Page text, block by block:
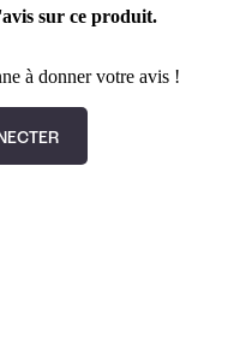
sur ce produit.
à donner votre avis !